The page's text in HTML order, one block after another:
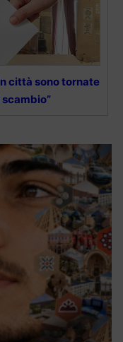
città sono tornate